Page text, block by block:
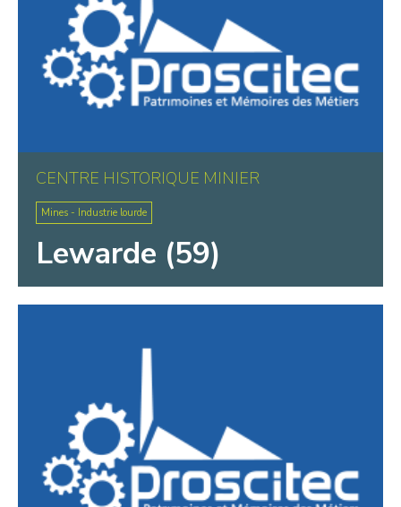
CENTRE HISTORIQUE MINIER
Mines - Industrie lourde
Lewarde (59)